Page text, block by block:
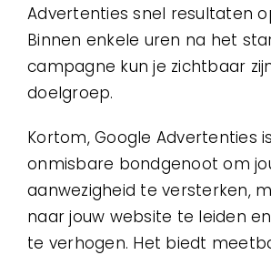
Advertenties snel resultaten
Binnen enkele uren na het
campagne kun je zichtbaar
doelgroep.
Kortom, Google Advertenties
onmisbare bondgenoot om
aanwezigheid te versterken,
naar jouw website te leiden
te verhogen. Het biedt